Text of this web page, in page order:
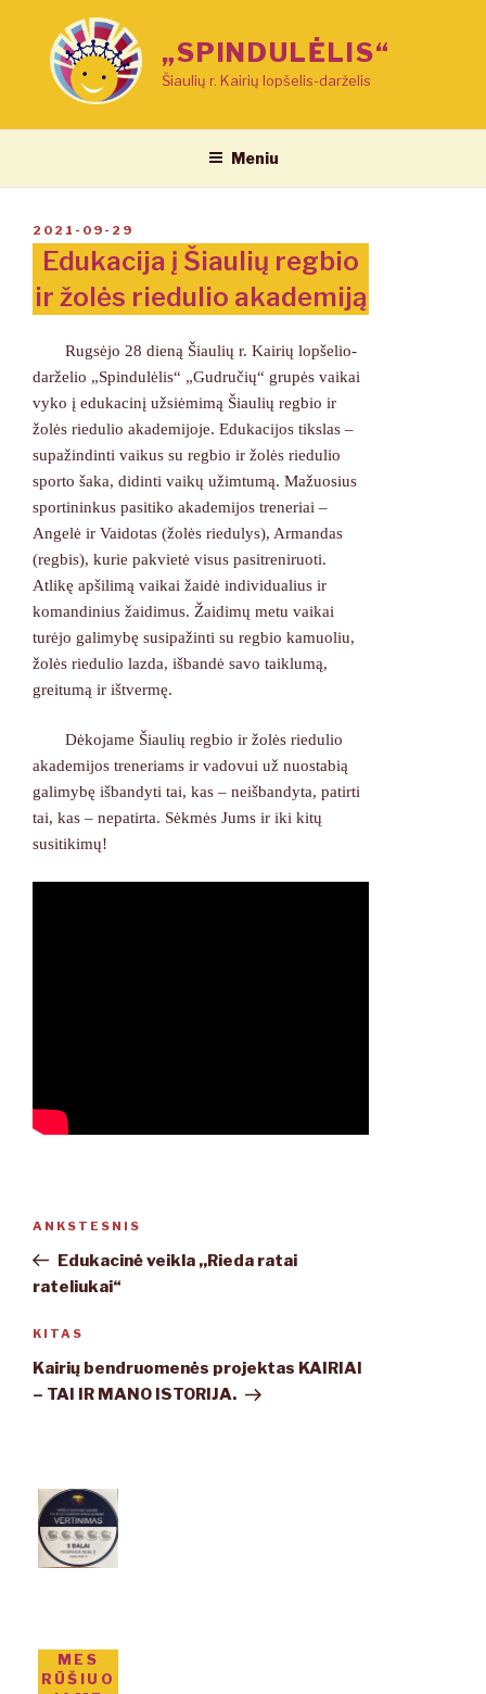
„SPINDULĖLIS“
Šiaulių r. Kairių lopšelis-darželis
Meniu
PASKELBTA
2021-09-29
Edukacija į Šiaulių regbio
ir žolės riedulio akademiją
Rugsėjo 28 dieną Šiaulių r. Kairių lopšelio-
darželio „Spindulėlis“ „Gudručių“ grupės vaikai
vyko į edukacinį užsiėmimą Šiaulių regbio ir
žolės riedulio akademijoje. Edukacijos tikslas –
supažindinti vaikus su regbio ir žolės riedulio
sporto šaka, didinti vaikų užimtumą. Mažuosius
sportininkus pasitiko akademijos treneriai –
Angelė ir Vaidotas (žolės riedulys), Armandas
(regbis), kurie pakvietė visus pasitreniruoti.
Atlikę apšilimą vaikai žaidė individualius ir
komandinius žaidimus. Žaidimų metu vaikai
turėjo galimybę susipažinti su regbio kamuoliu,
žolės riedulio lazda, išbandė savo taiklumą,
greitumą ir ištvermę.
Dėkojame Šiaulių regbio ir žolės riedulio
akademijos treneriams ir vadovui už nuostabią
galimybę išbandyti tai, kas – neišbandyta, patirti
tai, kas – nepatirta. Sėkmės Jums ir iki kitų
susitikimų!
įrašų
Ankstesnis
įrašas
ANKSTESNIS
Edukacinė veikla ,,Rieda ratai
rateliukai“
Kitas
įrašas
KITAS
Kairių bendruomenės projektas KAIRIAI
– TAI IR MANO ISTORIJA.
MES
RŪŠIUO